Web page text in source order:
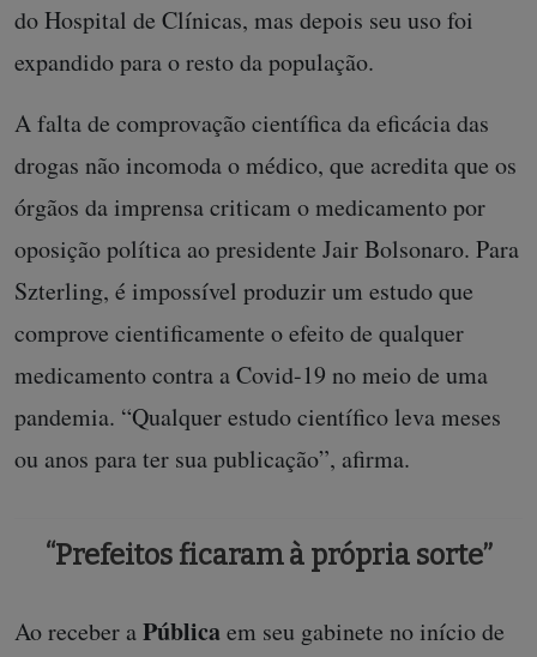
do Hospital de Clínicas, mas depois seu uso foi
expandido para o resto da população.
A falta de comprovação científica da eficácia das
drogas não incomoda o médico, que acredita que os
órgãos da imprensa criticam o medicamento por
oposição política ao presidente Jair Bolsonaro. Para
Szterling, é impossível produzir um estudo que
comprove cientificamente o efeito de qualquer
medicamento contra a Covid-19 no meio de uma
pandemia. “Qualquer estudo científico leva meses
ou anos para ter sua publicação”, afirma.
“Prefeitos ficaram à própria sorte”
Ao receber aPúblicaem seu gabinete no início de